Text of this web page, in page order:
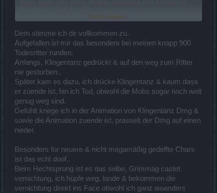
zu Ende ausgeführt wurde.
Das ist ein eindeutiger Fehler in der Programmierung, denn kein
Monster kann ganz genau
wissen, wo man sich mit dem Klingentanz hinbewegen wird. (Keine
Ahnung, ob das bei den
anderen Klassen mit deren Ausweichskills auch so ist.)
Deshalb bitte diesen Programmier-Fehler beheben und die
Monster erst auf die Richtungs-
änderung des Waldis reagieren lassen, wenn der Klingentanz zu
Ende ausgeführt wurde.
Click to expand...
Dem stimme ich dir vollkommen zu.
Aufgefallen ist mir das besonders bei meinen knapp 900
Todesritter runden.
Anfangs, Klingentanz gedrückt & auf den weg zum Ritter
nie gestorben..
Später kam es dazu, ich drücke Klingentanz & kaum dass
er zuende ist, bin ich Tod, obwohl die Mobs sogar noch weit
genug weg sind.
Gefühlt kriege ich in der Animation von Klingentanz Dmg &
sowie die Animation zuende ist, prasselt der Dmg auf einen
nieder.
Besonders für neuere & nicht megamäßig gedeffte Chars
ist das echt doof..
Beim Hechtsprung ist es das selbe, Grimmag castet
vernichtung, ich hüpfe weg, lande & bekommen die
vernichtung direkt ins Face obwohl ich ganz woanders